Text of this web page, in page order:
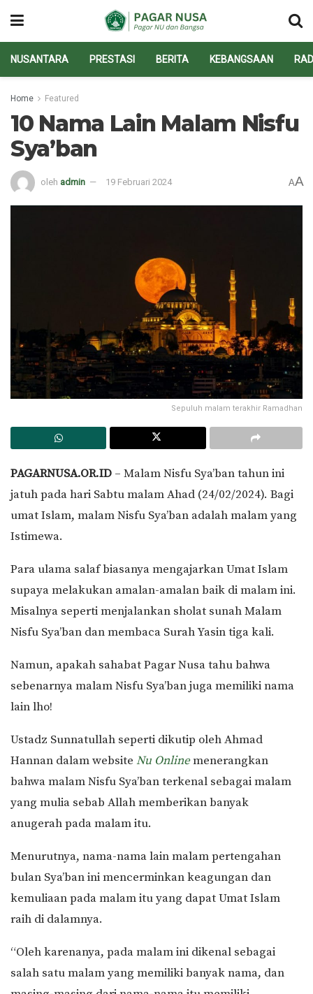
NUSANTARA PRESTASI BERITA KEBANGSAAN
Home Featured
10 Nama Lain Malam Nisfu
Sya’ban
oleh admin 19 Februari 2024 AA
Sepuluh malam terakhir Ramadhan
PAGARNUSA.OR.ID – Malam Nisfu Sya’ban tahun ini
jatuh pada hari Sabtu malam Ahad (24/02/2024). Bagi
umat Islam, malam Nisfu Sya’ban adalah malam yang
Istimewa.
Para ulama salaf biasanya mengajarkan Umat Islam
supaya melakukan amalan-amalan baik di malam ini.
Misalnya seperti menjalankan sholat sunah Malam
Nisfu Sya’ban dan membaca Surah Yasin tiga kali.
Namun, apakah sahabat Pagar Nusa tahu bahwa
sebenarnya malam Nisfu Sya’ban juga memiliki nama
lain lho!
Ustadz Sunnatullah seperti dikutip oleh Ahmad
Hannan dalam website Nu Onlinemenerangkan
bahwa malam Nisfu Sya’ban terkenal sebagai malam
yang mulia sebab Allah memberikan banyak
anugerah pada malam itu.
Menurutnya, nama-nama lain malam pertengahan
bulan Sya’ban ini mencerminkan keagungan dan
kemuliaan pada malam itu yang dapat Umat Islam
raih di dalamnya.
“Oleh karenanya, pada malam ini dikenal sebagai
salah satu malam yang memiliki banyak nama, dan